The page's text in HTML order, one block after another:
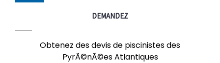
DEMANDEZ
Obtenez des devis de piscinistes des
PyrÃ©nÃ©es Atlantiques